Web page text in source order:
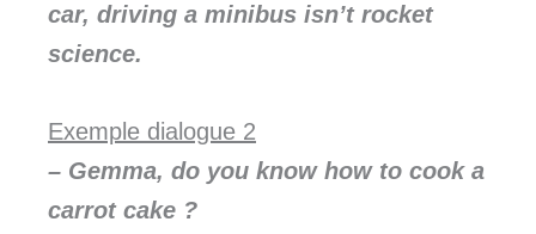
car, driving a minibus isn’t rocket
science.
Exemple dialogue 2
– Gemma, do you know how to cook a
carrot cake ?